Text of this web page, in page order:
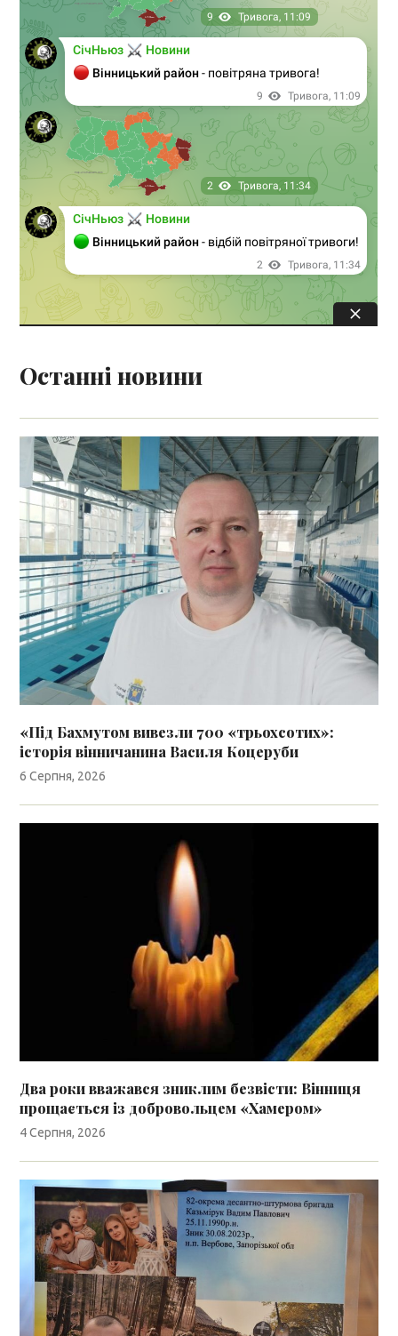
Останні новини
«Під Бахмутом вивезли 700 «трьохсотих»:
історія вінничанина Василя Коцеруби
6 Серпня, 2026
Два роки вважався зниклим безвісти: Вінниця
прощається із добровольцем «Хамером»
4 Серпня, 2026